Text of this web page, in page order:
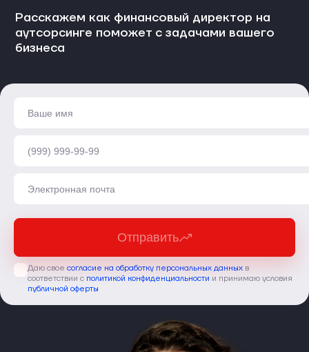
Расскажем как финансовый директор на
аутсорсинге поможет с задачами вашего
бизнеса
Даю свое согласие на обработку персональных данных в
соответствии с политикой конфиденциальности и принимаю условия
публичной оферты
Отправить